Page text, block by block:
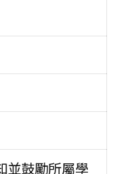
並鼓勵所屬學